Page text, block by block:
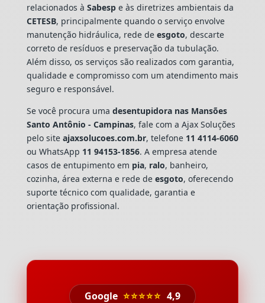
relacionados à Sabespe às diretrizes ambientais da
CETESB, principalmente quando o serviço envolve
manutenção hidráulica, rede de esgoto, descarte
correto de resíduos e preservação da tubulação.
Além disso, os serviços são realizados com garantia,
qualidade e compromisso com um atendimento mais
seguro e responsável.
Se você procura uma desentupidora nas Mansões
Santo Antônio - Campinas, fale com a Ajax Soluções
pelo site ajaxsolucoes.com.br, telefone 11 4114-6060
ou WhatsApp 11 94153-1856. A empresa atende
casos de entupimento em pia, ralo, banheiro,
cozinha, área externa e rede de esgoto, oferecendo
suporte técnico com qualidade, garantia e
orientação profissional.
Google ⭐⭐⭐⭐⭐ 4,9